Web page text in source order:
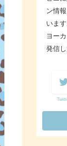
ン情
いま
ヨー
発信し